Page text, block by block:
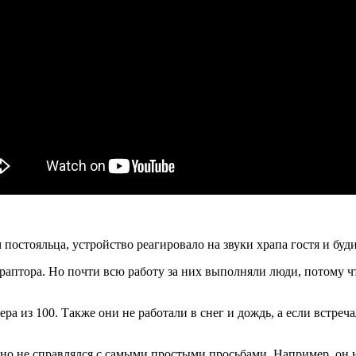
устройство реагировало на звуки храпа гостя и
Но почти всю работу за них выполняли люди, потому
из 100. Также они не работали в снег и дождь, а если